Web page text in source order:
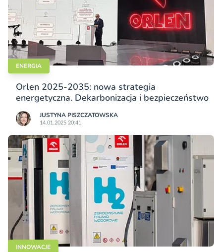
ENERGIA
Orlen 2025-2035: nowa strategia
energetyczna. Dekarbonizacja i bezpieczeństwo
JUSTYNA PISZCZATOWSKA
14.01.2025 20:41
INNOWACJE